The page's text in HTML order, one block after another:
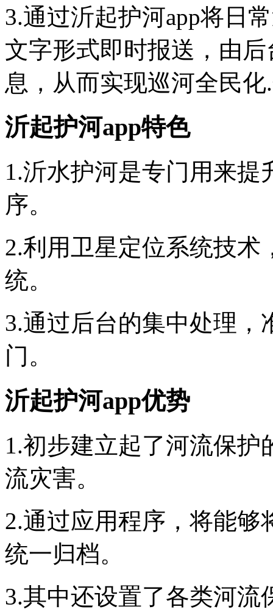
3.通过沂起护河app将日
文字形式即时报送，由
息，从而实现巡河全民
沂起护河app特色
1.沂水护河是专门用来
序。
2.利用卫星定位系统技
统。
3.通过后台的集中处理
门。
沂起护河app优势
1.初步建立起了河流保
流灾害。
2.通过应用程序，将能
统一归档。
3.其中还设置了各类河